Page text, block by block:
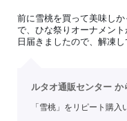
前に雪桃を買って美味し
で、ひな祭りオーナメン
日届きましたので、解凍
ルタオ通販センター か
「雪桃」をリピート購入